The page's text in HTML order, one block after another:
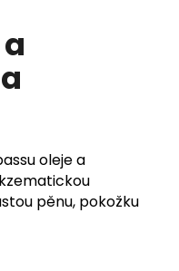
oleje a
pěnu, pokožku